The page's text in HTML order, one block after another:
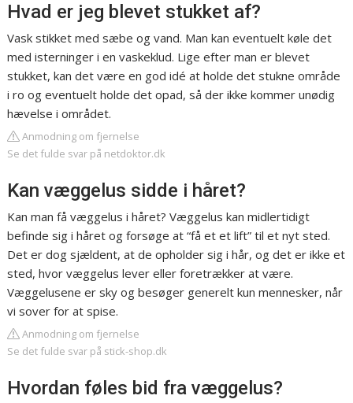
Hvad er jeg blevet stukket af?
Vask stikket med sæbe og vand. Man kan eventuelt køle det
med isterninger i en vaskeklud. Lige efter man er blevet
stukket, kan det være en god idé at holde det stukne område
i ro og eventuelt holde det opad, så der ikke kommer unødig
hævelse i området.
Anmodning om fjernelse
Se det fulde svar på netdoktor.dk
Kan væggelus sidde i håret?
Kan man få væggelus i håret? Væggelus kan midlertidigt
befinde sig i håret og forsøge at “få et et lift” til et nyt sted.
Det er dog sjældent, at de opholder sig i hår, og det er ikke et
sted, hvor væggelus lever eller foretrækker at være.
Væggelusene er sky og besøger generelt kun mennesker, når
vi sover for at spise.
Anmodning om fjernelse
Se det fulde svar på stick-shop.dk
Hvordan føles bid fra væggelus?